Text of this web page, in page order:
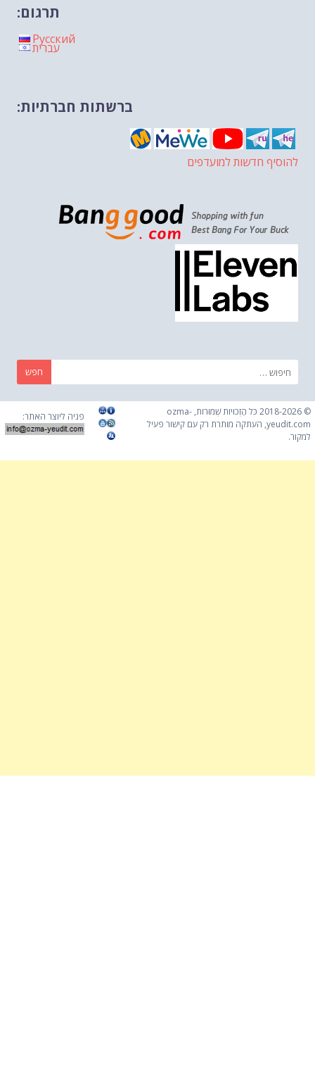
תרגום:
Русский
עברית
ברשתות חברתיות:
להוסיף חדשות למועדפים
חפש:
© 2018-2026 כֹּל הַזְכוּיוֹת שְׁמוּרוֹת, ozma-
yeudit.com, העתקה מותרת רק עם קישור פעיל
למקור.
פניה ליוצר האתר: